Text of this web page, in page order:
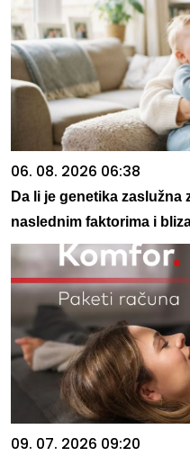
06. 08. 2026 06:38
Da li je genetika
naslednim faktorima i
09. 07. 2026 09:20